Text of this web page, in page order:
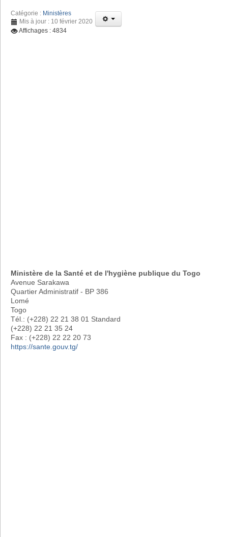
Catégorie : Ministères
Mis à jour : 10 février 2020
Affichages : 4834
Ministère de la Santé et de l'hygiène publique du Togo
Avenue Sarakawa
Quartier Administratif - BP 386
Lomé
Togo
Tél.: (+228) 22 21 38 01 Standard
(+228) 22 21 35 24
Fax : (+228) 22 22 20 73
https://sante.gouv.tg/